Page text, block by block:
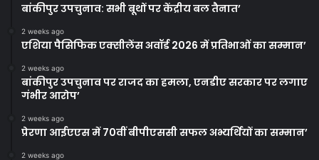
बांकीपुर उपचुनाव: सभी बूथों पर केंद्रीय बल तैनात’
2 weeks ago
एशिया पैसिफिक एक्सीलेंस अवॉर्ड 2026 में प्रतिभाओं का सम्मान’
2 weeks ago
बांकीपुर उपचुनाव पर राजद का हमला, एनडीए सरकार पर लगाए
गंभीर आरोप’
2 weeks ago
प्रेरणा आईएएस में 70वीं बीपीएससी सफल अभ्यर्थियों का सम्मान’
2 weeks ago